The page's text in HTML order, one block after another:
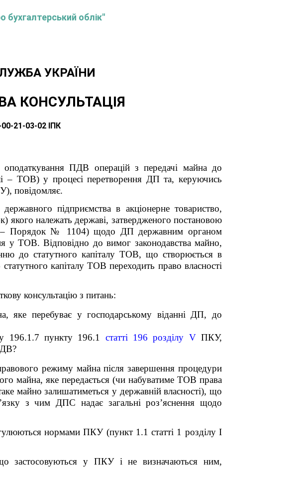
бухгалтерський облік"
УКРАЇНИ
КОНСУЛЬТАЦІЯ
21-03-02 ІПК
ПДВ операцій з передачі майна до
– ТОВ) у процесі перетворення ДП та, керуючись
повідомляє.
підприємства в акціонерне товариство,
якого належать державі, затвердженого постановою
– Порядок № 1104) щодо ДП державним органом
у ТОВ. Відповідно до вимог законодавства майно,
до статутного капіталу ТОВ, що створюється в
капіталу ТОВ переходить право власності
консультацію з питань:
яке перебуває у господарському віданні ДП, до
196.1.7 пункту 196.1 статті 196 розділу VПКУ,
режиму майна після завершення процедури
майна, яке передається (чи набуватиме ТОВ права
майно залишатиметься у державній власності), що
з чим ДПС надає загальні роз’яснення щодо
нормами ПКУ (пункт 1.1 статті 1 розділу І
застосовуються у ПКУ і не визначаються ним,